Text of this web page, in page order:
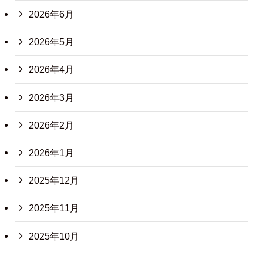
2026年6月
2026年5月
2026年4月
2026年3月
2026年2月
2026年1月
2025年12月
2025年11月
2025年10月